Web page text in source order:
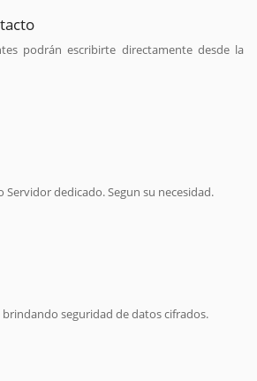
podrán escribirte directamente desde la
Servidor dedicado. Segun su necesidad.
brindando seguridad de datos cifrados.